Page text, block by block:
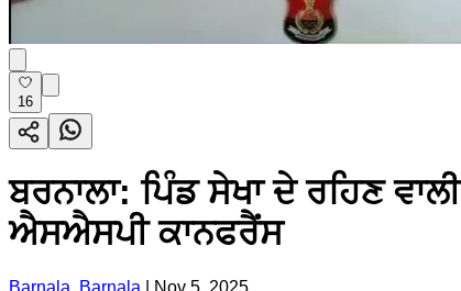
16
ਬਰਨਾਲਾ: ਪਿੰਡ ਸੇਖਾ ਦੇ ਰਹਿਣ
ਐਸਐਸਪੀ ਕਾਨਫਰੈਂਸ
Barnala, Barnala Nov 5, 2025